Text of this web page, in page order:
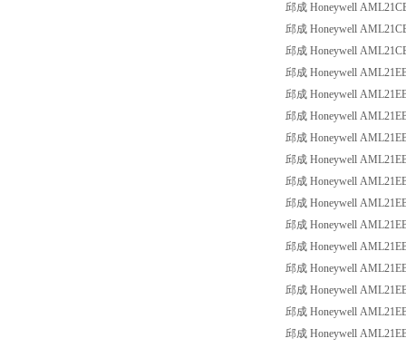
邱成 Honeywell
邱成 Honeywell
邱成 Honeywell
邱成 Honeywell
邱成 Honeywell
邱成 Honeywell
邱成 Honeywell
邱成 Honeywell
邱成 Honeywell
邱成 Honeywell
邱成 Honeywell
邱成 Honeywell
邱成 Honeywell
邱成 Honeywell
邱成 Honeywell
邱成 Honeywell